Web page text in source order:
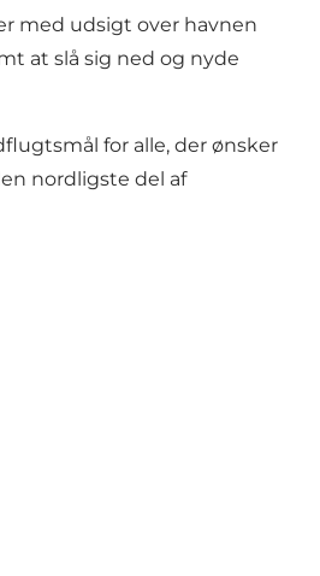
med udsigt over havnen
at slå sig ned og nyde
for alle, der ønsker
nordligste del af